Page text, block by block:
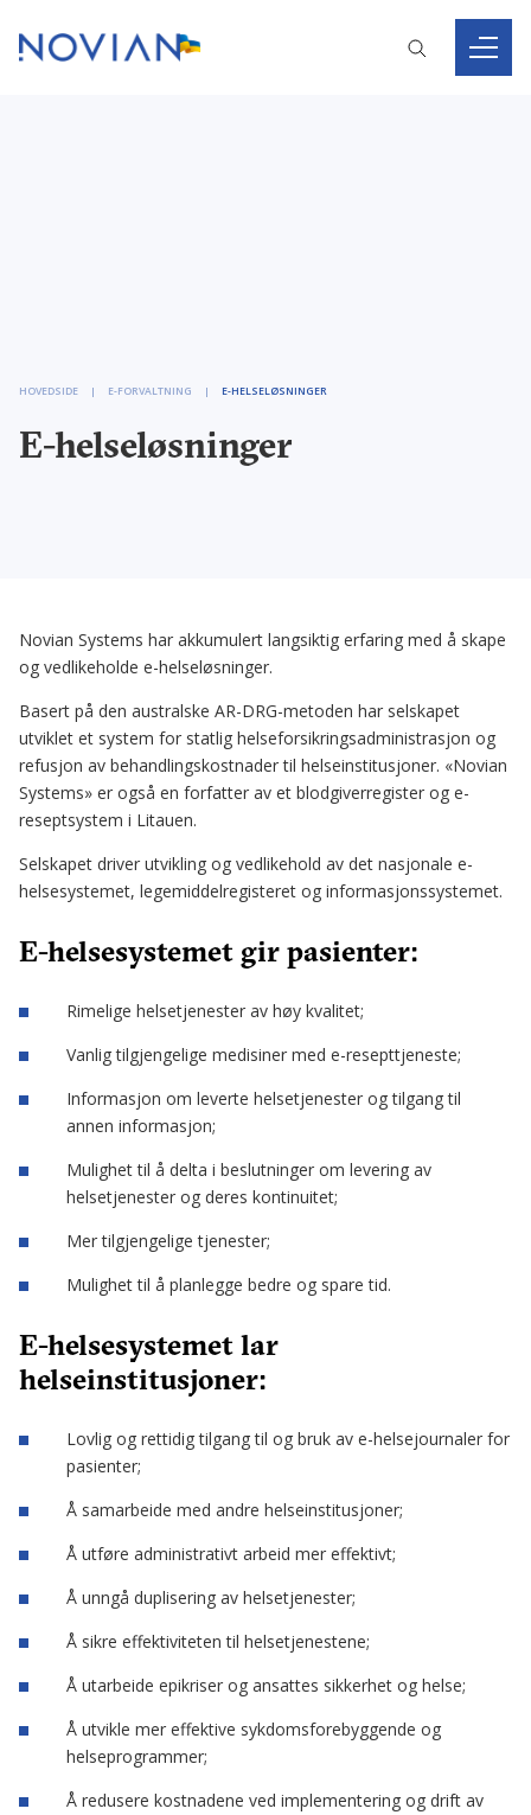
HOVEDSIDE E-FORVALTNING E-HELSELØSNINGER
E-helseløsninger
Novian Systems har akkumulert langsiktig erfaring med å skape
og vedlikeholde e-helseløsninger.
Basert på den australske AR-DRG-metoden har selskapet
utviklet et system for statlig helseforsikringsadministrasjon og
refusjon av behandlingskostnader til helseinstitusjoner. «Novian
Systems» er også en forfatter av et blodgiverregister og e-
reseptsystem i Litauen.
Selskapet driver utvikling og vedlikehold av det nasjonale e-
helsesystemet, legemiddelregisteret og informasjonssystemet.
E-helsesystemet gir pasienter:
Rimelige helsetjenester av høy kvalitet;
Vanlig tilgjengelige medisiner med e-resepttjeneste;
Informasjon om leverte helsetjenester og tilgang til
annen informasjon;
Mulighet til å delta i beslutninger om levering av
helsetjenester og deres kontinuitet;
Mer tilgjengelige tjenester;
Mulighet til å planlegge bedre og spare tid.
E-helsesystemet lar
helseinstitusjoner:
Lovlig og rettidig tilgang til og bruk av e-helsejournaler for
pasienter;
Å samarbeide med andre helseinstitusjoner;
Å utføre administrativt arbeid mer effektivt;
Å unngå duplisering av helsetjenester;
Å sikre effektiviteten til helsetjenestene;
Å utarbeide epikriser og ansattes sikkerhet og helse;
Å utvikle mer effektive sykdomsforebyggende og
helseprogrammer;
Å redusere kostnadene ved implementering og drift av